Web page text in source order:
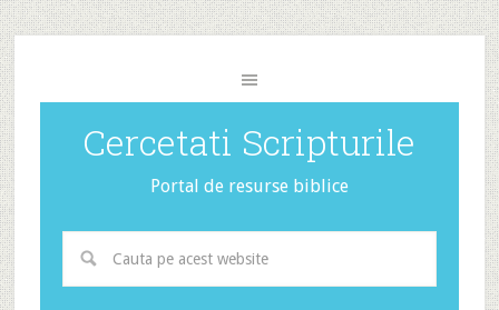
Cercetati Scripturile
Portal de resurse biblice